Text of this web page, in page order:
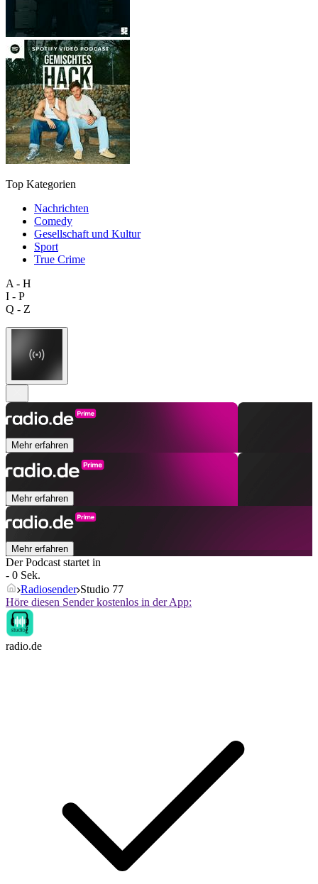
Top Kategorien
Nachrichten
Comedy
Gesellschaft und Kultur
Sport
True Crime
A - H
I - P
Q - Z
Mehr erfahren
Mehr erfahren
Mehr erfahren
Der Podcast startet in
- 0 Sek.
Radiosender Studio 77
Höre diesen Sender kostenlos in der App:
radio.de